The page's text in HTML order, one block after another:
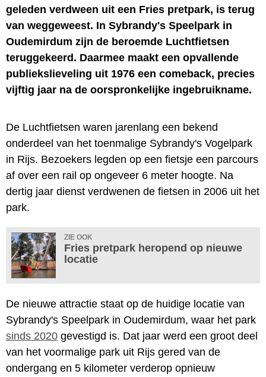
geleden verdween uit een Fries pretpark, is terug
van weggeweest. In Sybrandy's Speelpark in
Oudemirdum zijn de beroemde Luchtfietsen
teruggekeerd. Daarmee maakt een opvallende
publiekslieveling uit 1976 een comeback, precies
vijftig jaar na de oorspronkelijke ingebruikname.
De Luchtfietsen waren jarenlang een bekend
onderdeel van het toenmalige Sybrandy's Vogelpark
in Rijs. Bezoekers legden op een fietsje een parcours
af over een rail op ongeveer 6 meter hoogte. Na
dertig jaar dienst verdwenen de fietsen in 2006 uit het
park.
ZIE OOK
Fries pretpark heropend op nieuwe
locatie
De nieuwe attractie staat op de huidige locatie van
Sybrandy's Speelpark in Oudemirdum, waar het park
sinds 2020 gevestigd is. Dat jaar werd een groot deel
van het voormalige park uit Rijs gered van de
ondergang en 5 kilometer verderop opnieuw